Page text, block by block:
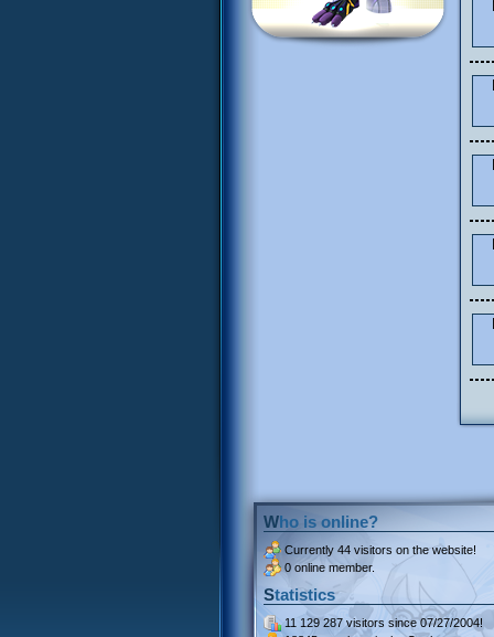
Who is online?
Currently 44 visitors on the website!
0 online member.
Statistics
11 129 287 visitors since 07/27/2004!